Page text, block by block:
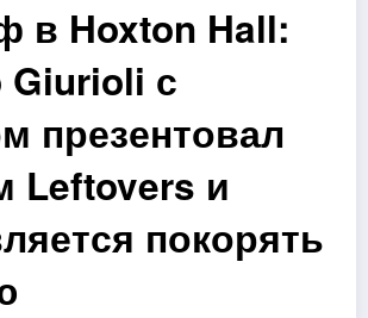
в Hoxton Hall:
Giurioli с
презентовал
Leftovers и
покорять